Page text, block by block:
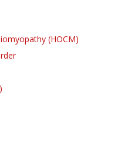
(HOCM)